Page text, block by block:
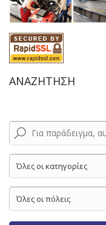
ΑΝΑΖΗΤΗΣΗ